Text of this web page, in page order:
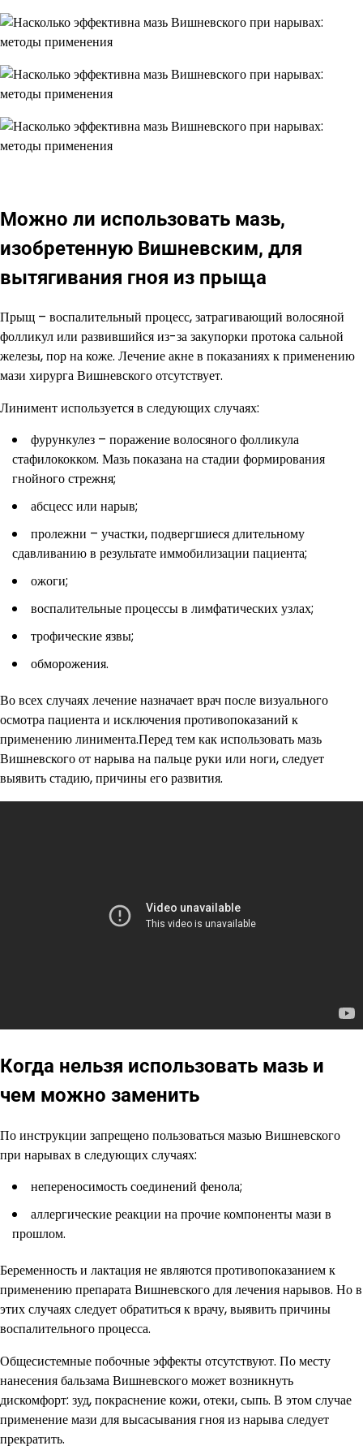
Можно ли использовать мазь,
изобретенную Вишневским, для
вытягивания гноя из прыща
Прыщ – воспалительный процесс, затрагивающий волосяной
фолликул или развившийся из-за закупорки протока сальной
железы, пор на коже. Лечение акне в показаниях к применению
мази хирурга Вишневского отсутствует.
Линимент используется в следующих случаях:
фурункулез – поражение волосяного фолликула
стафилококком. Мазь показана на стадии формирования
гнойного стрежня;
абсцесс или нарыв;
пролежни – участки, подвергшиеся длительному
сдавливанию в результате иммобилизации пациента;
ожоги;
воспалительные процессы в лимфатических узлах;
трофические язвы;
обморожения.
Во всех случаях лечение назначает врач после визуального
осмотра пациента и исключения противопоказаний к
применению линимента.Перед тем как использовать мазь
Вишневского от нарыва на пальце руки или ноги, следует
выявить стадию, причины его развития.
Когда нельзя использовать мазь и
чем можно заменить
По инструкции запрещено пользоваться мазью Вишневского
при нарывах в следующих случаях:
непереносимость соединений фенола;
аллергические реакции на прочие компоненты мази в
прошлом.
Беременность и лактация не являются противопоказанием к
применению препарата Вишневского для лечения нарывов. Но в
этих случаях следует обратиться к врачу, выявить причины
воспалительного процесса.
Общесистемные побочные эффекты отсутствуют. По месту
нанесения бальзама Вишневского может возникнуть
дискомфорт: зуд, покраснение кожи, отеки, сыпь. В этом случае
применение мази для высасывания гноя из нарыва следует
прекратить.